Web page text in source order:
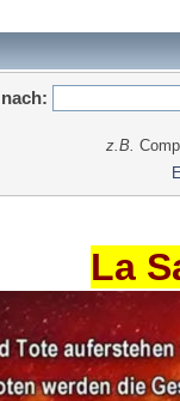
z.B.
La